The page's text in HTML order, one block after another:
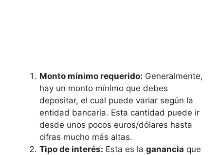
Monto mínimo requerido: Generalmente,
hay un monto mínimo que debes
depositar, el cual puede variar según la
entidad bancaria. Esta cantidad puede ir
desde unos pocos euros/dólares hasta
cifras mucho más altas.
Tipo de interés: Esta es la ganancia que